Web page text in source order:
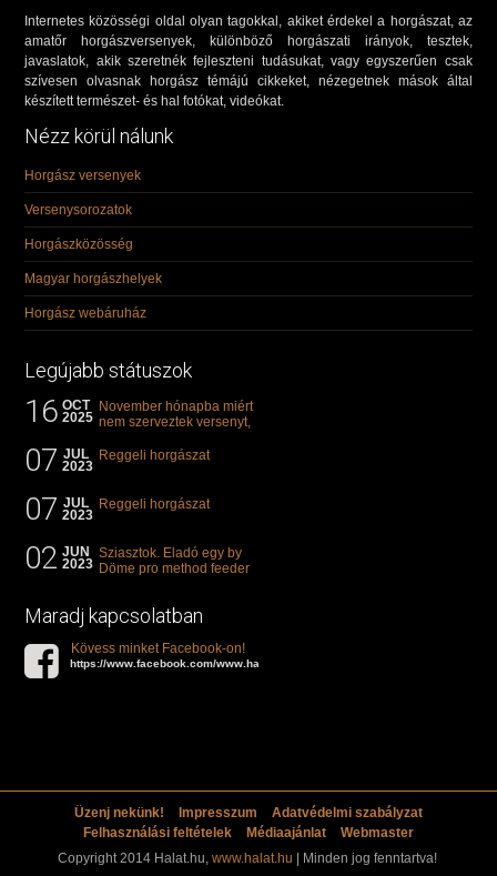
Internetes közösségi oldal olyan tagokkal, akiket érdekel a horgászat, az
amatőr horgászversenyek, különböző horgászati irányok, tesztek,
javaslatok, akik szeretnék fejleszteni tudásukat, vagy egyszerűen csak
szívesen olvasnak horgász témájú cikkeket, nézegetnek mások által
készített természet- és hal fotókat, videókat.
Nézz körül nálunk
Horgász versenyek
Versenysorozatok
Horgászközösség
Magyar horgászhelyek
Horgász webáruház
Legújabb státuszok
16 OCT
2025
November hónapba miért
nem szerveztek versenyt,
"kárászos"...
07 JUL
2023
Reggeli horgászat
07 JUL
2023
Reggeli horgászat
02 JUN
2023
Sziasztok. Eladó egy by
Döme pro method feeder
Maradj kapcsolatban
Kövess minket Facebook-on!
https://www.facebook.com/www.halat.hu
Üzenj nekünk! Impresszum
Adatvédelmi szabályzat
Felhasználási feltételek
Médiaajánlat
Webmaster
Copyright 2014 Halat.hu, www.halat.hu | Minden jog fenntartva!